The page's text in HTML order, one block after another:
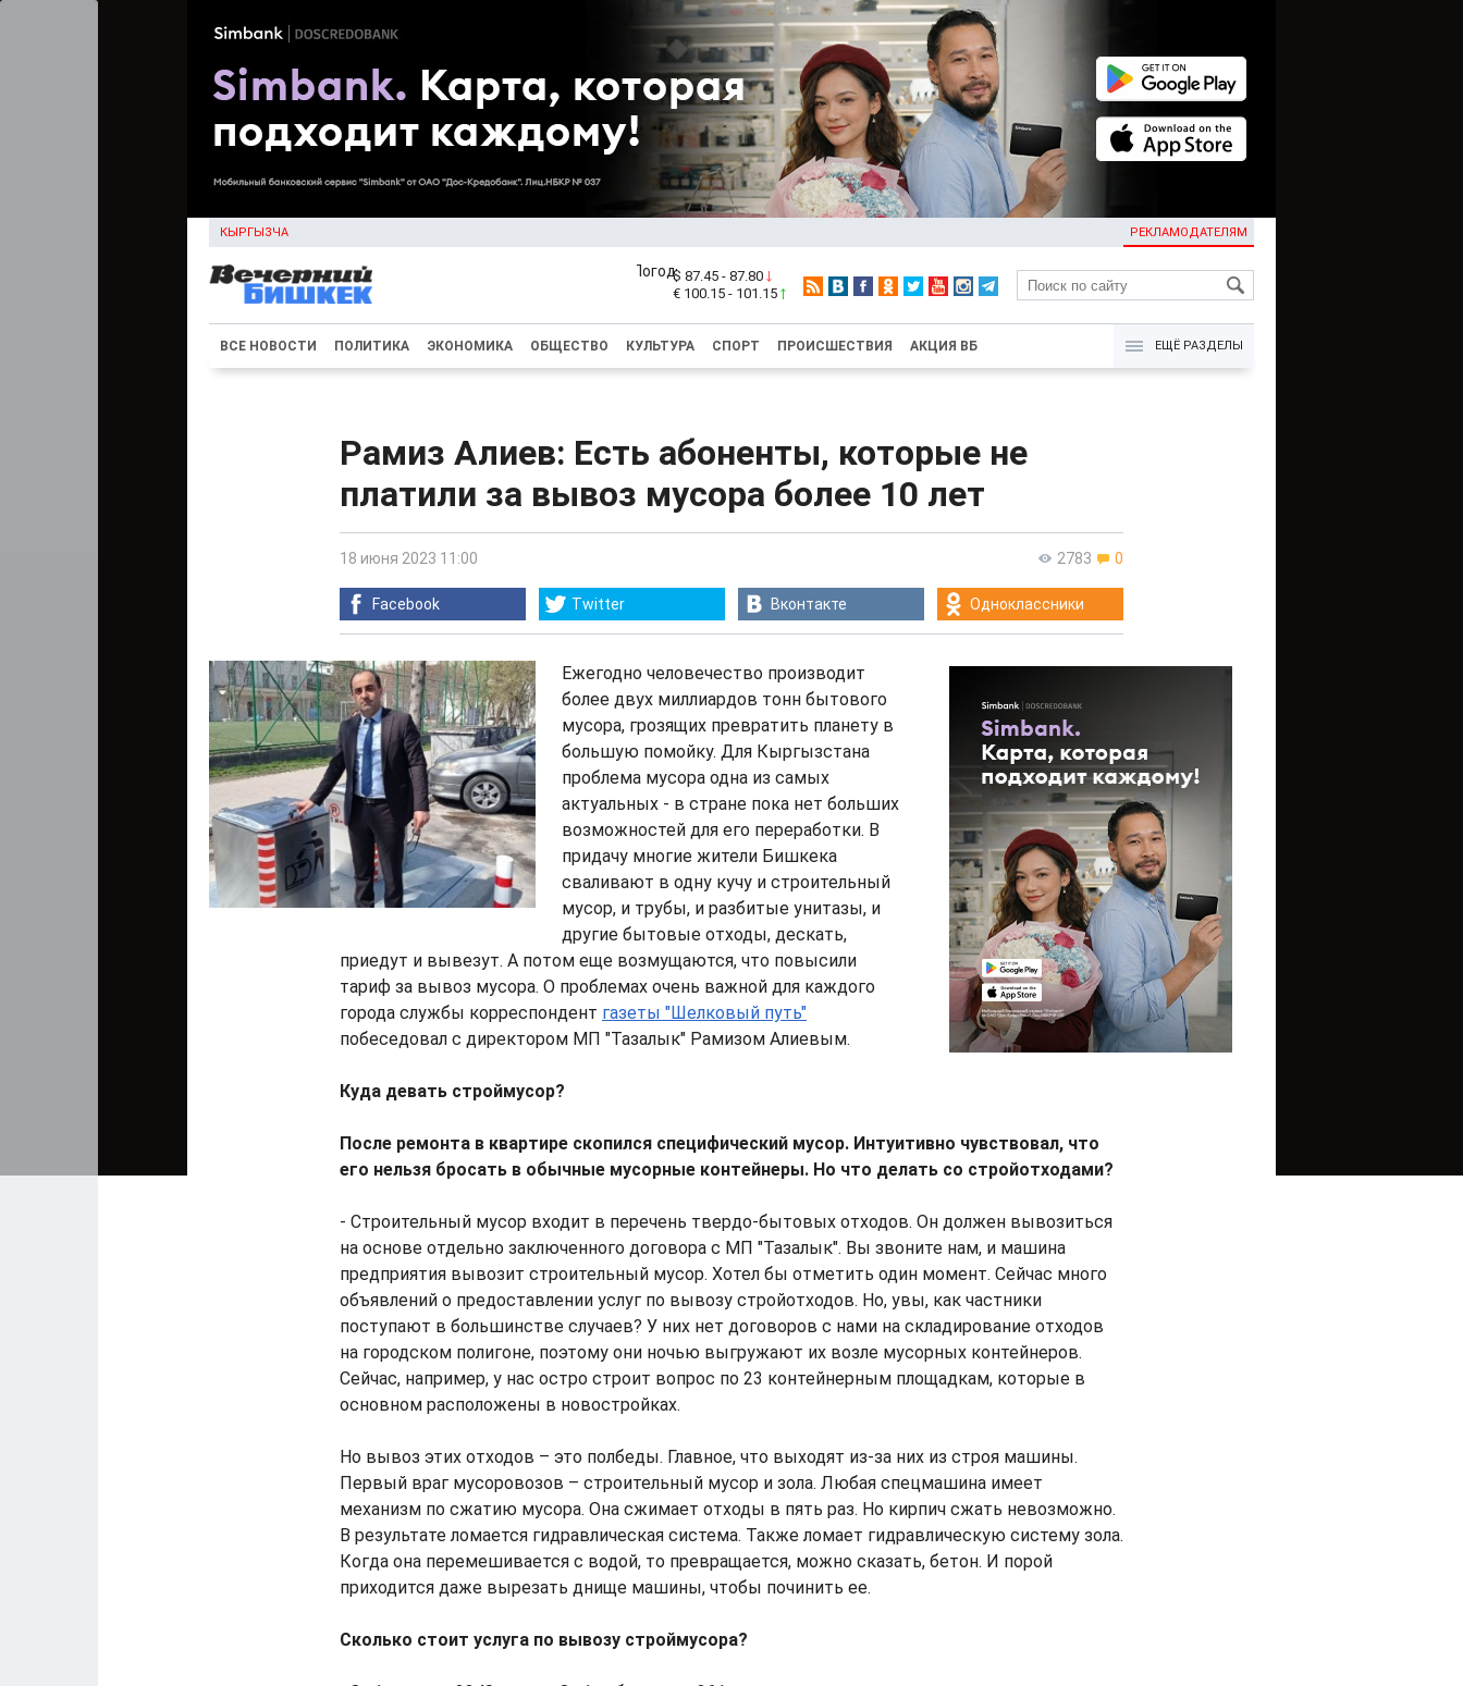
КЫРГЫЗЧА РЕКЛАМОДАТЕЛЯМ
KG
$ 87.45 - 87.80
€ 100.15 - 101.15
ВСЕ НОВОСТИ ПОЛИТИКА ЭКОНОМИКА ОБЩЕСТВО КУЛЬТУРА СПОРТ ПРОИСШЕСТВИЯ АКЦИЯ ВБ ЕЩЁ РАЗДЕЛЫ
Рамиз Алиев: Есть абоненты, которые не
платили за вывоз мусора более 10 лет
2783 0
18 июня 2023 11:00
Facebook Twitter Вконтакте Одноклассники
Ежегодно человечество производит
более двух миллиардов тонн бытового
мусора, грозящих превратить планету в
большую помойку. Для Кыргызстана
проблема мусора одна из самых
актуальных - в стране пока нет больших
возможностей для его переработки. В
придачу многие жители Бишкека
сваливают в одну кучу и строительный
мусор, и трубы, и разбитые унитазы, и
другие бытовые отходы, дескать,
приедут и вывезут. А потом еще возмущаются, что повысили
тариф за вывоз мусора. О проблемах очень важной для каждого
города службы корреспондент газеты "Шелковый путь"
побеседовал с директором МП "Тазалык" Рамизом Алиевым.
Куда девать строймусор?
После ремонта в квартире скопился специфический мусор. Интуитивно чувствовал, что
его нельзя бросать в обычные мусорные контейнеры. Но что делать со стройотходами?
- Строительный мусор входит в перечень твердо-бытовых отходов. Он должен вывозиться
на основе отдельно заключенного договора с МП "Тазалык". Вы звоните нам, и машина
предприятия вывозит строительный мусор. Хотел бы отметить один момент. Сейчас много
объявлений о предоставлении услуг по вывозу стройотходов. Но, увы, как частники
поступают в большинстве случаев? У них нет договоров с нами на складирование отходов
на городском полигоне, поэтому они ночью выгружают их возле мусорных контейнеров.
Сейчас, например, у нас остро строит вопрос по 23 контейнерным площадкам, которые в
основном расположены в новостройках.
Но вывоз этих отходов – это полбеды. Главное, что выходят из-за них из строя машины.
Первый враг мусоровозов – строительный мусор и зола. Любая спецмашина имеет
механизм по сжатию мусора. Она сжимает отходы в пять раз. Но кирпич сжать невозможно.
В результате ломается гидравлическая система. Также ломает гидравлическую систему зола.
Когда она перемешивается с водой, то превращается, можно сказать, бетон. И порой
приходится даже вырезать днище машины, чтобы починить ее.
Сколько стоит услуга по вывозу строймусора?